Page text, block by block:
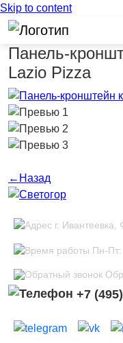
Skip to content
Панель-
Lazio Pizza
Previous
← Назад
г.
Пн-
+7